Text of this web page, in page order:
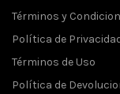
Términos y
Política de
Términos de Uso
Política de